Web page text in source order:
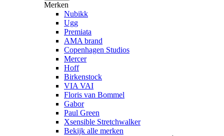
Merken
Nubikk
Ugg
Premiata
AMA brand
Copenhagen Studios
Mercer
Hoff
Birkenstock
VIA VAI
Floris van Bommel
Gabor
Paul Green
Xsensible Stretchwalker
Bekijk alle merken